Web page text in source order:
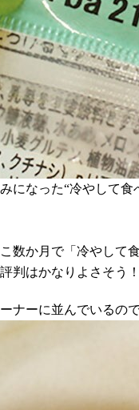
になった“冷やして
数か月で「冷やし
判はかなりよさそう！
ナーに並んでいるの